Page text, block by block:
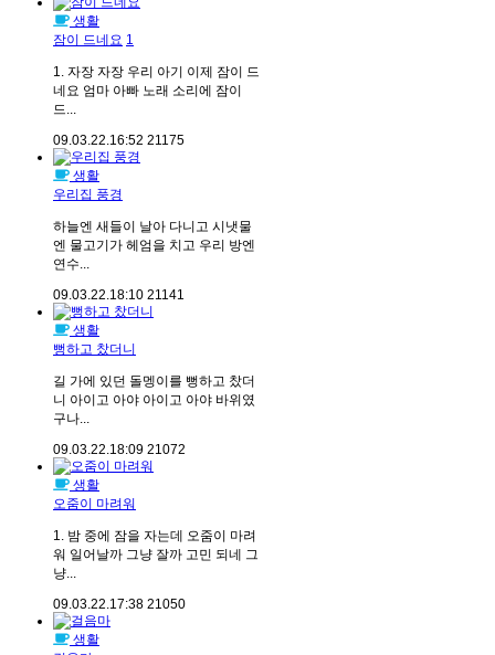
생활
잠이 드네요 1
1. 자장 자장 우리 아기 이제 잠이 드
네요 엄마 아빠 노래 소리에 잠이
드...
09.03.22.16:52 21175
생활
우리집 풍경
하늘엔 새들이 날아 다니고 시냇물
엔 물고기가 헤엄을 치고 우리 방엔
연수...
09.03.22.18:10 21141
생활
뻥하고 찼더니
길 가에 있던 돌멩이를 뻥하고 찼더
니 아이고 아야 아이고 아야 바위였
구나...
09.03.22.18:09 21072
생활
오줌이 마려워
1. 밤 중에 잠을 자는데 오줌이 마려
워 일어날까 그냥 잘까 고민 되네 그
냥...
09.03.22.17:38 21050
생활